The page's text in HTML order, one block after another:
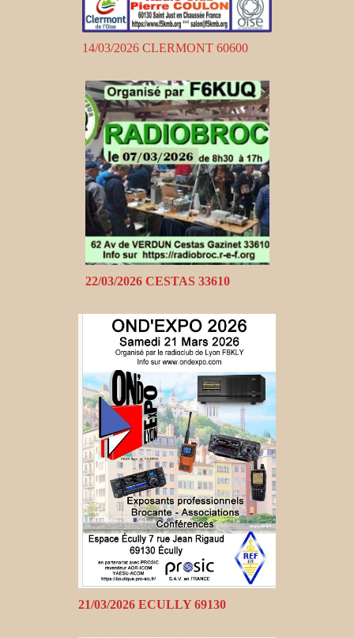
14/03/2026 CLERMONT 60600
22/03/2026 CESTAS 33610
21/03/2026 ECULLY 69130